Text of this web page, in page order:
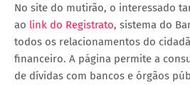
No site do mutirão, o interessado
ao link do Registrato, sistema do
todos os relacionamentos do
financeiro. A página permite a
de dívidas com bancos e órgãos